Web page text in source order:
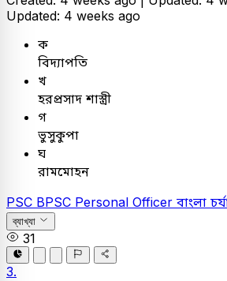
Updated: 4 weeks ago
ক
বিদ্যাপতি
খ
হরপ্রসাদ শাস্ত্রী
গ
ভুসুকুপা
ঘ
রামমোহন
PSC BPSC Personal Officer বাংলা
ব্যাখ্যা
31
3.